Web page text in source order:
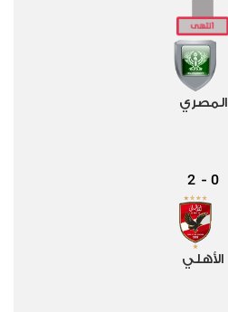
المصري
0
-
2
الأهلي